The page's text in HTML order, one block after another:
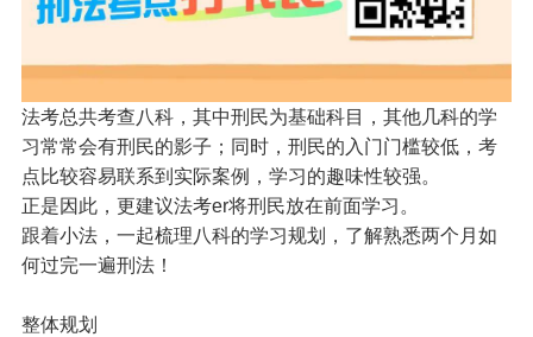
法考总共考查八科，其中刑民为基础科目，其他几科的学
习常常会有刑民的影子；同时，刑民的入门门槛较低，考
点比较容易联系到实际案例，学习的趣味性较强。
正是因此，更建议法考er将刑民放在前面学习。
跟着小法，一起梳理八科的学习规划，了解熟悉两个月如
何过完一遍刑法！
整体规划